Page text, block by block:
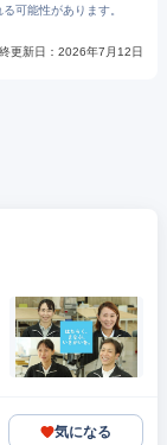
可能性があります。
更新日： 2026年7月12日
気になる